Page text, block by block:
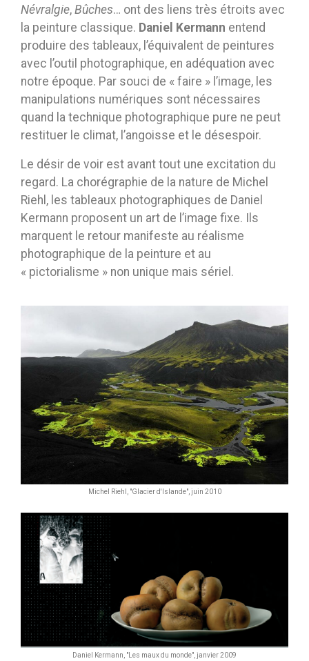
Névralgie, Bûches… ont des liens très étroits avec
la peinture classique. Daniel Kermann entend
produire des tableaux, l’équivalent de peintures
avec l’outil photographique, en adéquation avec
notre époque. Par souci de « faire » l’image, les
manipulations numériques sont nécessaires
quand la technique photographique pure ne peut
restituer le climat, l’angoisse et le désespoir.
Le désir de voir est avant tout une excitation du
regard. La chorégraphie de la nature de Michel
Riehl, les tableaux photographiques de Daniel
Kermann proposent un art de l’image fixe. Ils
marquent le retour manifeste au réalisme
photographique de la peinture et au
« pictorialisme » non unique mais sériel.
Michel Riehl, "Glacier d'Islande", juin 2010
Daniel Kermann, "Les maux du monde", janvier 2009